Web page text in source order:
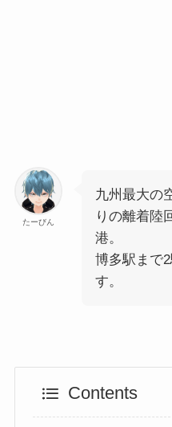
たーびん
九州最大の
りの離着陸
港。
博多駅まで
す。
Contents